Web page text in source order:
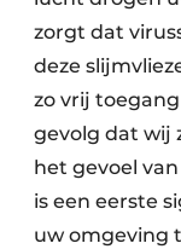
zorgt dat
deze
zo vrij
gevolg dat wij
het gevoel
is een eerste
uw omgeving